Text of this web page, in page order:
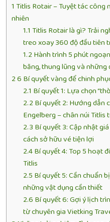
1 Titlis Rotair – Tuyệt tác công
nhiên
1.1 Titlis Rotair là gì? Trải
treo xoay 360 độ đầu tiên
1.2 Hành trình 5 phút
băng, thung lũng và
26 Bí quyết vàng để chinh
2.1 Bí quyết 1: Lựa chọn
2.2 Bí quyết 2: Hướng dẫn
Engelberg – chân núi Titlis
2.3 Bí quyết 3: Cập nhật
cách sở hữu vé tiện lợi
2.4Bí quyết 4: Top 5 hoạt
Titlis
2.5 Bí quyết 5: Cần chuẩn
những vật dụng cần thiết
2.6 Bí quyết 6: Gợi ý lịch
từ chuyên gia Vietking